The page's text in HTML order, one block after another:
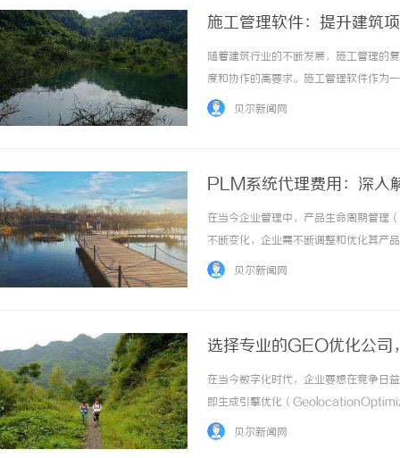
施工管理软件：提升建筑
随着建筑行业的不断发展，施工管理的
度和协作的高要求。施工管理软件作为
施工管理软件极大地优化了项目计划与
贝尔新闻网
PLM系统代理费用：深入
在当今企业管理中，产品生命周期管理
不断变化，企业需不断调整和优化其产
面临的一个关键决策。然而，PLM系统
贝尔新闻网
选择专业的GEO优化公司
在当今数字化时代，企业要想在竞争日
即生成引擎优化（
绍什么是GEO优化，它的优势，以及
贝尔新闻网
步履赴京华 逐光赴山海｜36名小马驹北京游
学圆满收官
游戏行业的